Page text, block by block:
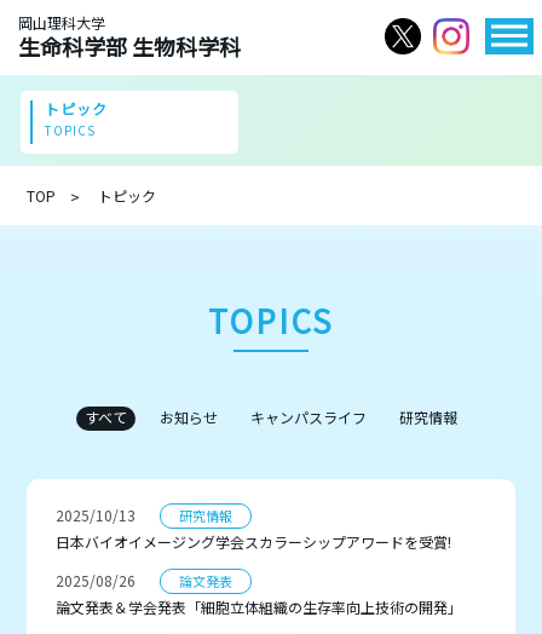
岡山理科大学
生命科学部 生物科学科
トピック
TOPICS
TOP トピック
TOPICS
すべて お知らせ キャンパスライフ 研究情報
2025/10/13 研究情報
日本バイオイメージング学会スカラーシップアワードを受賞!
2025/08/26
論文発表
論文発表＆学会発表「細胞立体組織の生存率向上技術の開発」